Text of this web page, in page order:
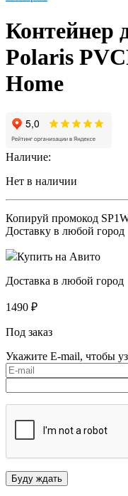
Контейнер
Polaris
Home
Наличие:
Нет в наличии
Копируй промокод
Доставку в любой город
Купить на Авито
Доставка в любой город
1490 ₽
Под заказ
Укажите E-mail, чтобы